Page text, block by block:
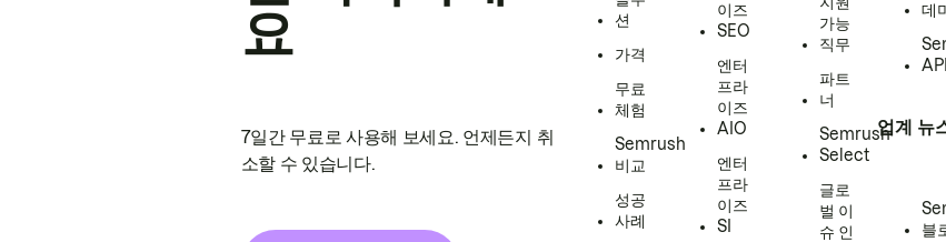
요
7일간 무료로 사용해 보세요. 언제든지 취
소할 수 있습니다.
션
가격
무료
체험
Semrush
비교
성공
사례
이즈
SEO
엔터
프라
이즈
AIO
엔터
프라
이즈
SI
가능
직무
파트
너
Semrush
Select
글로
벌 이
슈 인
데
업계 뉴
블